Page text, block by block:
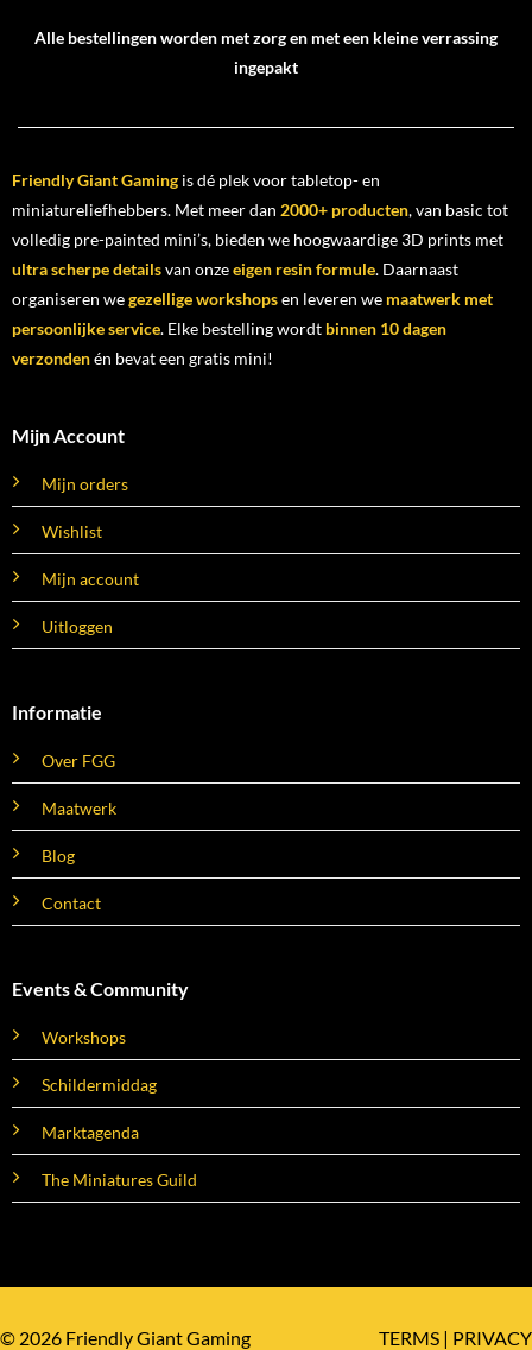
Alle bestellingen worden met zorg en met een kleine verrassing
ingepakt
Friendly Giant Gamingis dé plek voor tabletop- en
miniatureliefhebbers. Met meer dan 2000+ producten, van basic tot
volledig pre-painted mini’s, bieden we hoogwaardige 3D prints met
ultra scherpe detailsvan onzeeigen resin formule. Daarnaast
organiseren wegezellige workshopsen leveren we maatwerk met
persoonlijke service. Elke bestelling wordt binnen 10 dagen
verzondenén bevat een gratis mini!
Mijn Account
Mijn orders
Wishlist
Mijn account
Uitloggen
Informatie
Over FGG
Maatwerk
Blog
Contact
Events & Community
Workshops
Schildermiddag
Marktagenda
The Miniatures Guild
© 2026 Friendly Giant Gaming TERMS | PRIVACY